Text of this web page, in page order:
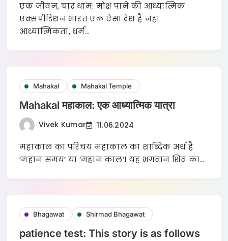
एक जीवन, चार धाम: मोक्ष पाने की आध्यात्मिक
एक्सपीडिशन भारत एक ऐसा देश है जहां
आध्यात्मिकता, धर्म…
Mahakal Mahakal Temple
Mahakal महाकाल: एक आध्यात्मिक यात्रा
Vivek Kumar 11.06.2024
महाकाल का परिचय महाकाल का शाब्दिक अर्थ है
‘महान समय’ या ‘महान काल’। यह भगवान शिव का…
Bhagawat Shirmad Bhagawat
patience test: This story is as follows